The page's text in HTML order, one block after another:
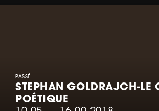
PASSÉ
STEPHAN GOLDRAJCH-LE
POÉTIQUE